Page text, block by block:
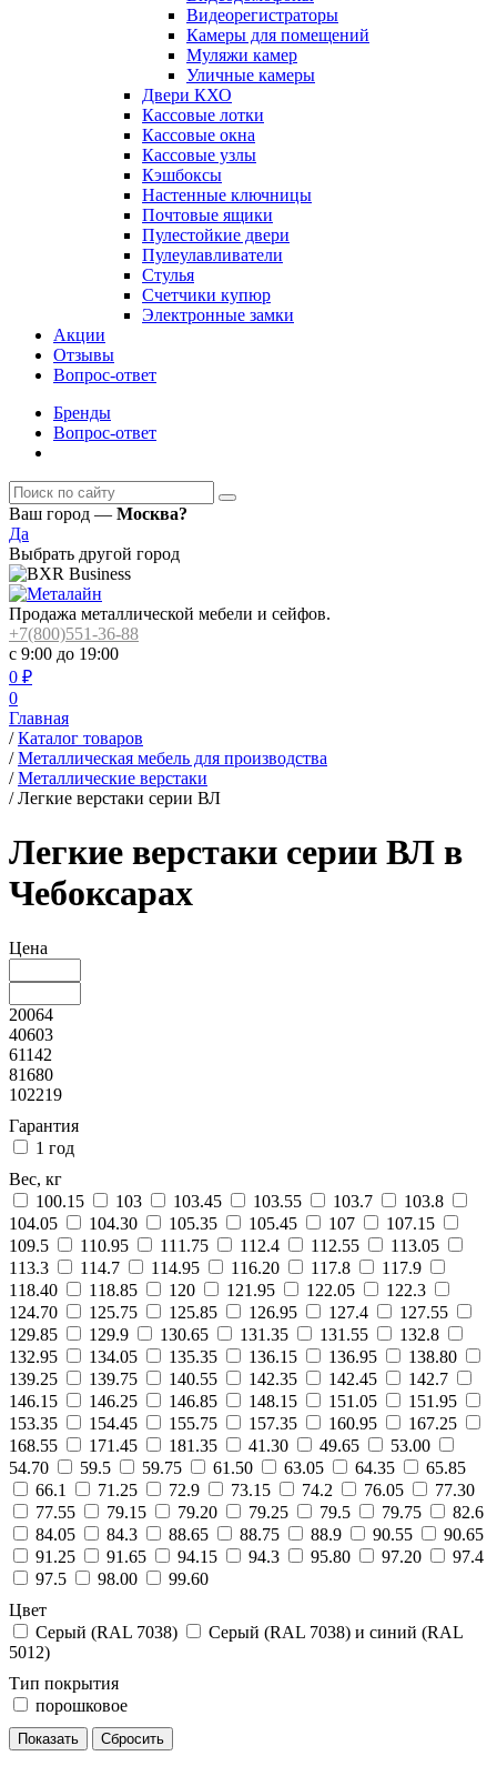
Видеорегистраторы
Камеры для помещений
Муляжи камер
Уличные камеры
Двери КХО
Кассовые лотки
Кассовые окна
Кассовые узлы
Кэшбоксы
Настенные ключницы
Почтовые ящики
Пулестойкие двери
Пулеулавливатели
Стулья
Счетчики купюр
Электронные замки
Акции
Отзывы
Вопрос-ответ
Бренды
Вопрос-ответ
Ваш город — Москва?
Да
Выбрать другой город
Продажа металлической мебели и сейфов.
+7(800)551-36-88
с 9:00 до 19:00
0 ₽
0
Главная
/ Каталог товаров
/ Металлическая мебель для производства
/ Металлические верстаки
/ Легкие верстаки серии ВЛ
Легкие верстаки серии ВЛ в
Чебоксарах
Цена
20064
40603
61142
81680
102219
Гарантия
1 год
Вес, кг
100.15
103 103.45 103.55 103.7
103.8
104.05
104.30 105.35 105.45 107
107.15
109.5
110.95 111.75 112.4 112.55
113.05
113.3
114.7 114.95 116.20 117.8
117.9
118.40
118.85 120 121.95 122.05
122.3
124.70
125.75 125.85 126.95 127.4
127.55
129.85
129.9 130.65 131.35 131.55
132.8
132.95
134.05 135.35 136.15 136.95
138.80
139.25
139.75 140.55 142.35 142.45
142.7
146.15
146.25 146.85 148.15 151.05
151.95
153.35
154.45 155.75 157.35 160.95
167.25
168.55
171.45 181.35 41.30 49.65
53.00
54.70
59.5 59.75 61.50 63.05 64.35
65.85
66.1
71.25 72.9 73.15 74.2 76.05
77.30
77.55
79.15 79.20 79.25 79.5 79.75
82.6
84.05
84.3 88.65 88.75 88.9 90.55
90.65
91.25
91.65 94.15 94.3 95.80 97.20
97.4
97.5
98.00
99.60
Цвет
Серый (RAL 7038)
Серый (RAL 7038) и синий (RAL
5012)
Тип покрытия
порошковое